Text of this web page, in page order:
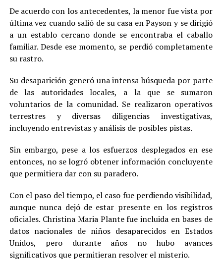
De acuerdo con los antecedentes, la menor fue vista por
última vez cuando salió de su casa en Payson y se dirigió
a un establo cercano donde se encontraba el caballo
familiar. Desde ese momento, se perdió completamente
su rastro.
Su desaparición generó una intensa búsqueda por parte
de las autoridades locales, a la que se sumaron
voluntarios de la comunidad. Se realizaron operativos
terrestres y diversas diligencias investigativas,
incluyendo entrevistas y análisis de posibles pistas.
Sin embargo, pese a los esfuerzos desplegados en ese
entonces, no se logró obtener información concluyente
que permitiera dar con su paradero.
Con el paso del tiempo, el caso fue perdiendo visibilidad,
aunque nunca dejó de estar presente en los registros
oficiales. Christina Maria Plante fue incluida en bases de
datos nacionales de niños desaparecidos en Estados
Unidos, pero durante años no hubo avances
significativos que permitieran resolver el misterio.